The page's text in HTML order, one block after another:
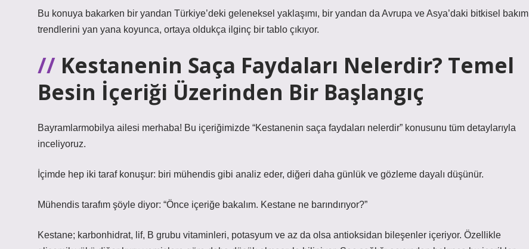
Bu konuya bakarken bir yandan Türkiye’deki geleneksel yaklaşımı, bir yandan da Avrupa ve Asya’daki bitkisel bakım
trendlerini yan yana koyunca, ortaya oldukça ilginç bir tablo çıkıyor.
Kestanenin Saça Faydaları Nelerdir? Temel
Besin İçeriği Üzerinden Bir Başlangıç
Bayramlarmobilya ailesi merhaba! Bu içeriğimizde “Kestanenin saça faydaları nelerdir” konusunu tüm detaylarıyla
inceliyoruz.
İçimde hep iki taraf konuşur: biri mühendis gibi analiz eder, diğeri daha günlük ve gözleme dayalı düşünür.
Mühendis tarafım şöyle diyor: “Önce içeriğe bakalım. Kestane ne barındırıyor?”
Kestane; karbonhidrat, lif, B grubu vitaminleri, potasyum ve az da olsa antioksidan bileşenler içeriyor. Özellikle